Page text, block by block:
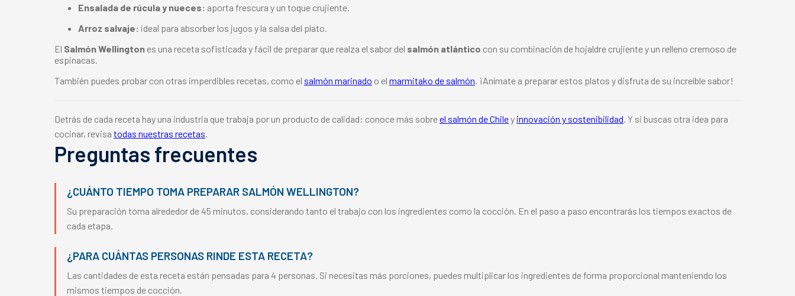
Ensalada de rúcula y nueces: aporta frescura y un toque crujiente.
Arroz salvaje: ideal para absorber los jugos y la salsa del plato.
El Salmón Wellington es una receta sofisticada y fácil de preparar que realza el sabor del salmón atlántico con su combinación de hojaldre crujiente y un relleno cremoso de
espinacas.
También puedes probar con otras imperdibles recetas, como el salmón marinado o el marmitako de salmón. ¡Anímate a preparar estos platos y disfruta de su increíble sabor!
Detrás de cada receta hay una industria que trabaja por un producto de calidad: conoce más sobreel salmón de Chiley innovación y sostenibilidad. Y si buscas otra idea para
cocinar, revisa todas nuestras recetas.
Preguntas frecuentes
¿CUÁNTO TIEMPO TOMA PREPARAR SALMÓN WELLINGTON?
Su preparación toma alrededor de 45 minutos, considerando tanto el trabajo con los ingredientes como la cocción. En el paso a paso encontrarás los tiempos exactos de
cada etapa.
¿PARA CUÁNTAS PERSONAS RINDE ESTA RECETA?
Las cantidades de esta receta están pensadas para 4 personas. Si necesitas más porciones, puedes multiplicar los ingredientes de forma proporcional manteniendo los
mismos tiempos de cocción.